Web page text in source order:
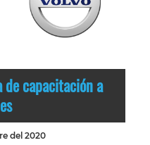
de capacitación a
del 2020